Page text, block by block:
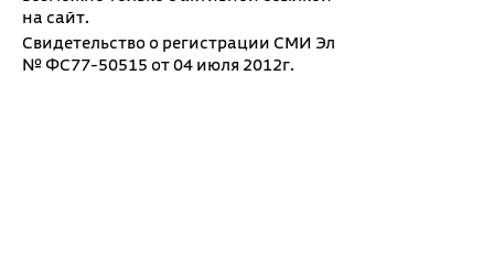
на сайт.
Свидетельство о регистрации СМИ Эл
№ ФС77-50515 от 04 июля 2012г.